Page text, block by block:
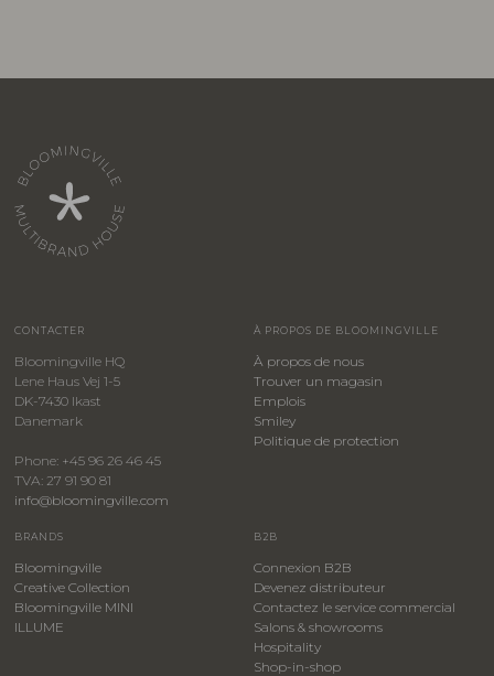
CONTACTER
Bloomingville HQ
Lene Haus Vej 1-5
DK-7430 Ikast
Danemark
Phone: +45 96 26 46 45
TVA: 27 91 90 81
info@bloomingville.com
À PROPOS DE BLOOMINGVILLE
À propos de nous
Trouver un magasin
Emplois
Smiley
​Politique de protection
BRANDS
Bloomingville
Creative Collection
Bloomingville MINI
ILLUME
B2B
Connexion B2B
Devenez distributeur
Contactez le service commercial
Salons & showrooms
Hospitality
​Shop-in-shop